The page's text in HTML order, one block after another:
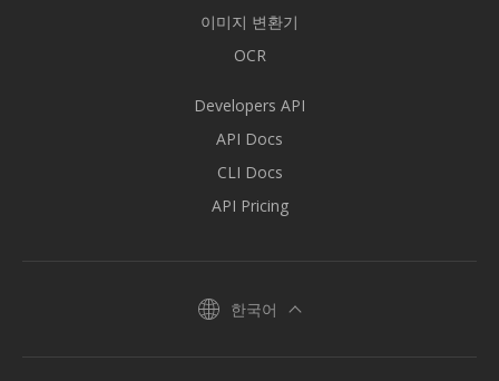
이미지 변환기
OCR
Developers API
API Docs
CLI Docs
API Pricing
한국어